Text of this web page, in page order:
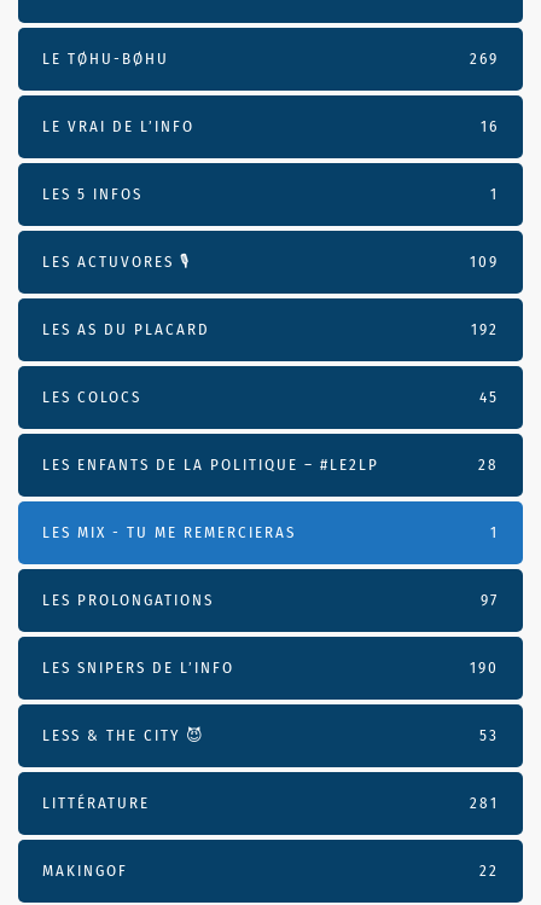
LE TØHU-BØHU 269
LE VRAI DE L’INFO 16
LES 5 INFOS 1
LES ACTUVORES 🎙 109
LES AS DU PLACARD 192
LES COLOCS 45
LES ENFANTS DE LA POLITIQUE – #LE2LP 28
LES MIX - TU ME REMERCIERAS 1
LES PROLONGATIONS 97
LES SNIPERS DE L’INFO 190
LESS & THE CITY 😈 53
LITTÉRATURE 281
MAKINGOF 22